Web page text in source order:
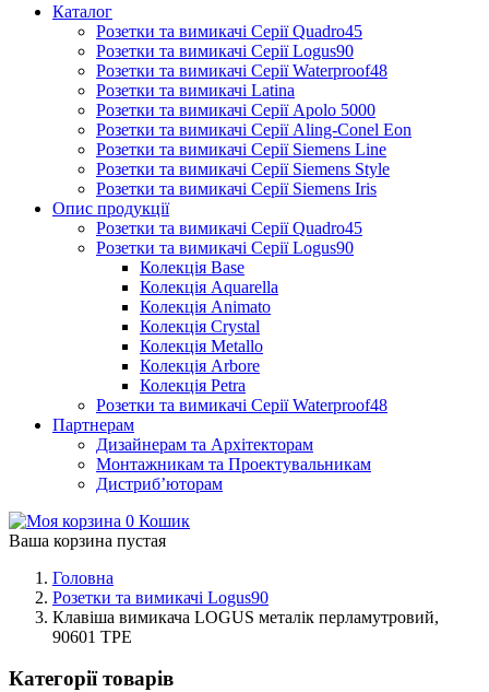
Каталог
Розетки та вимикачі Серії Quadro45
Розетки та вимикачі Серії Logus90
Розетки та вимикачі Серії Waterproof48
Розетки та вимикачі Latina
Розетки та вимикачі Серії Apolo 5000
Розетки та вимикачі Серії Aling-Conel Eon
Розетки та вимикачі Серії Siemens Line
Розетки та вимикачі Серії Siemens Style
Розетки та вимикачі Серії Siemens Iris
Опис продукції
Розетки та вимикачі Серії Quadro45
Розетки та вимикачі Серії Logus90
Колекція Base
Колекція Aquarella
Колекція Animato
Колекція Crystal
Колекція Metallo
Колекція Arbore
Колекція Petra
Розетки та вимикачі Серії Waterproof48
Партнерам
Дизайнерам та Архітекторам
Монтажникам та Проектувальникам
Дистриб’юторам
0 Кошик
Ваша корзина пустая
Головна
Розетки та вимикачі Logus90
Клавіша вимикача LOGUS металік перламутровий,
90601 TPE
Категорії товарів